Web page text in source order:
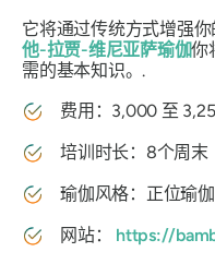
它将通过传统方式增强
他-拉贾-维尼亚萨瑜伽你
需的基本知识。.
费用：3,000 至
培训时长：8个周末
瑜伽风格：正位瑜
网站： https://